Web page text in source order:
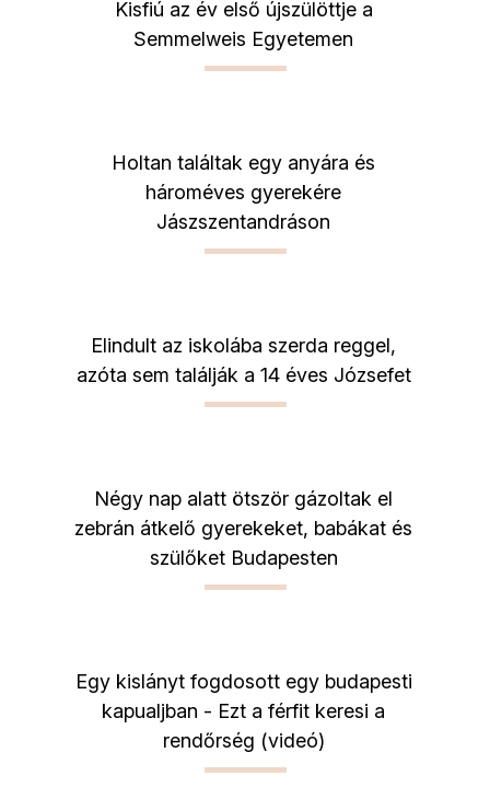
Kisfiú az év első újszülöttje a
Semmelweis Egyetemen
Holtan találtak egy anyára és
hároméves gyerekére
Jászszentandráson
Elindult az iskolába szerda reggel,
azóta sem találják a 14 éves Józsefet
Négy nap alatt ötször gázoltak el
zebrán átkelő gyerekeket, babákat és
szülőket Budapesten
Egy kislányt fogdosott egy budapesti
kapualjban - Ezt a férfit keresi a
rendőrség (videó)